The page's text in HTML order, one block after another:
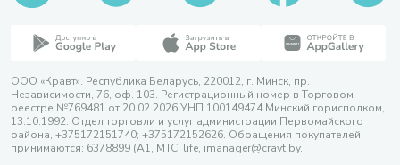
ООО «Кравт». Республика Беларусь, 220012, г. Минск, пр.
Независимости, 76, оф. 103. Регистрационный номер в Торговом
реестре №769481 от 20.02.2026 УНП 100149474 Минский горисполком,
13.10.1992. Отдел торговли и услуг администрации Первомайского
района, +375172151740; +375172152626. Обращения покупателей
принимаются: 6378899 (А1, МТС, life, imanager@cravt.by.